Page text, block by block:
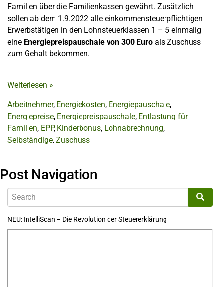
Familien über die Familienkassen gewährt. Zusätzlich
sollen ab dem 1.9.2022 alle einkommensteuerpflichtigen
Erwerbstätigen in den Lohnsteuerklassen 1 – 5 einmalig
eine Energiepreispauschale von 300 Euro als Zuschuss
zum Gehalt bekommen.
Weiterlesen »
Arbeitnehmer, Energiekosten, Energiepauschale,
Energiepreise, Energiepreispauschale, Entlastung für
Familien, EPP, Kinderbonus, Lohnabrechnung,
Selbständige, Zuschuss
Post Navigation
NEU: IntelliScan – Die Revolution der Steuererklärung